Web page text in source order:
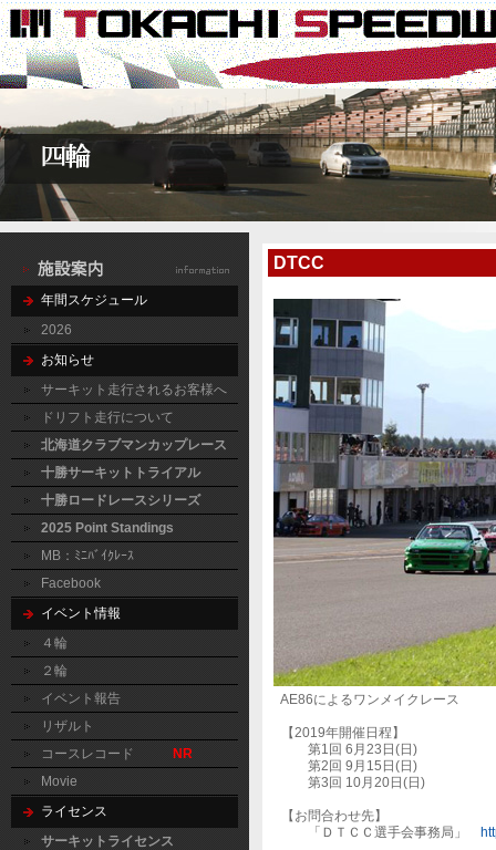
年間スケジュール
2026
お知らせ
サーキット走行されるお客様へ
ドリフト走行について
北海道クラブマンカップレース
十勝サーキットトライアル
十勝ロードレースシリーズ
2025 Point Standings
MB：ﾐﾆﾊﾞｲｸﾚｰｽ
Facebook
イベント情報
４輪
２輪
イベント報告
リザルト
コースレコード
NR
Movie
ライセンス
サーキットライセンス
DTCC
AE86によるワンメイクレース
【2019年開催日程】
第1回 6月23日(日)
第2回 9月15日(日)
第3回 10月20日(日)
【お問合わせ先】
「ＤＴＣＣ選手会事務局」